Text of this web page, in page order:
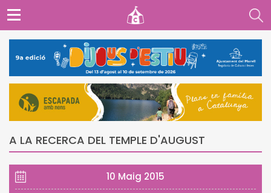
A LA RECERCA DEL TEMPLE D'AUGUST
10 Maig 2015